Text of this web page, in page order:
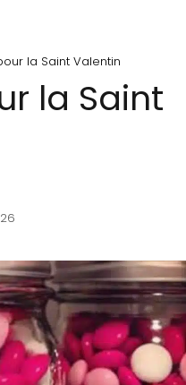
la Saint Valentin
la Saint